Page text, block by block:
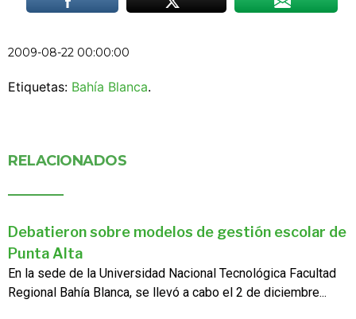
2009-08-22 00:00:00
Etiquetas: Bahía Blanca.
RELACIONADOS
Debatieron sobre modelos de gestión escolar de
Punta Alta
En la sede de la Universidad Nacional Tecnológica Facultad
Regional Bahía Blanca, se llevó a cabo el 2 de diciembre...